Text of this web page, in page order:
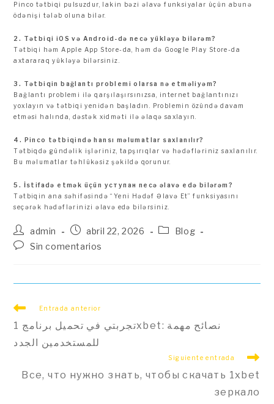
Pinco tətbiqi pulsuzdur, lakin bəzi əlavə funksiyalar üçün abunə
ödənişi tələb oluna bilər.
2. Tətbiqi iOS və Android-də necə yükləyə bilərəm?
Tətbiqi həm Apple App Store-da, həm də Google Play Store-da
axtararaq yükləyə bilərsiniz.
3. Tətbiqin bağlantı problemi olarsa nə etməliyəm?
Bağlantı problemi ilə qarşılaşırsınızsa, internet bağlantınızı
yoxlayın və tətbiqi yenidən başladın. Problemin özündə davam
etməsi halında, dəstək xidməti ilə əlaqə saxlayın.
4. Pinco tətbiqində hansı məlumatlar saxlanılır?
Tətbiqdə gündəlik işləriniz, tapşırıqlar və hədəfləriniz saxlanılır.
Bu məlumatlar təhlükəsiz şəkildə qorunur.
5. İstifadə etmək üçün уступан necə əlavə edə bilərəm?
Tətbiqin ana səhifəsində “Yeni Hədəf Əlavə Et” funksiyasını
seçərək hədəflərinizi əlavə edə bilərsiniz.
Autor
de
la
admin
Publicación
de
la
abril 22, 2026
Categoría
Blog
Comentarios
Sin comentarios
Leer
artículos
Entrada anterior
تجربتي في تحميل برنامج 1xbet: نصائح مهمة
للمستخدمين الجدد
Siguiente entrada
Все, что нужно знать, чтобы скачать 1xbet
зеркало